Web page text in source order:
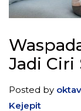
Jadi Ciri
Posted by
Kejepit